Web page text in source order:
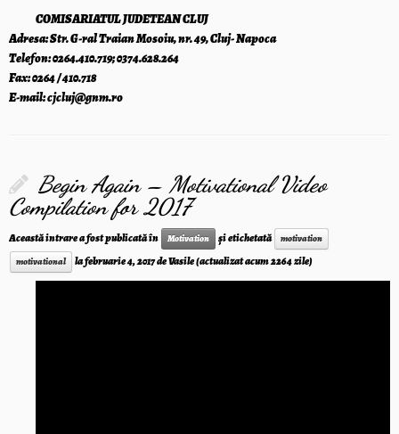
COMISARIATUL JUDETEAN CLUJ
Adresa: Str. G-ral Traian Mosoiu, nr. 49, Cluj- Napoca
Telefon: 0264.410.719; 0374.628.264
Fax: 0264 / 410.718
E-mail: cjcluj@gnm.ro
Begin Again – Motivational Video
Compilation for 2017
Această intrare a fost publicată în Motivation și etichetată motivation
motivational
lafebruarie 4, 2017deVasile(actualizat acum 2264 zile)